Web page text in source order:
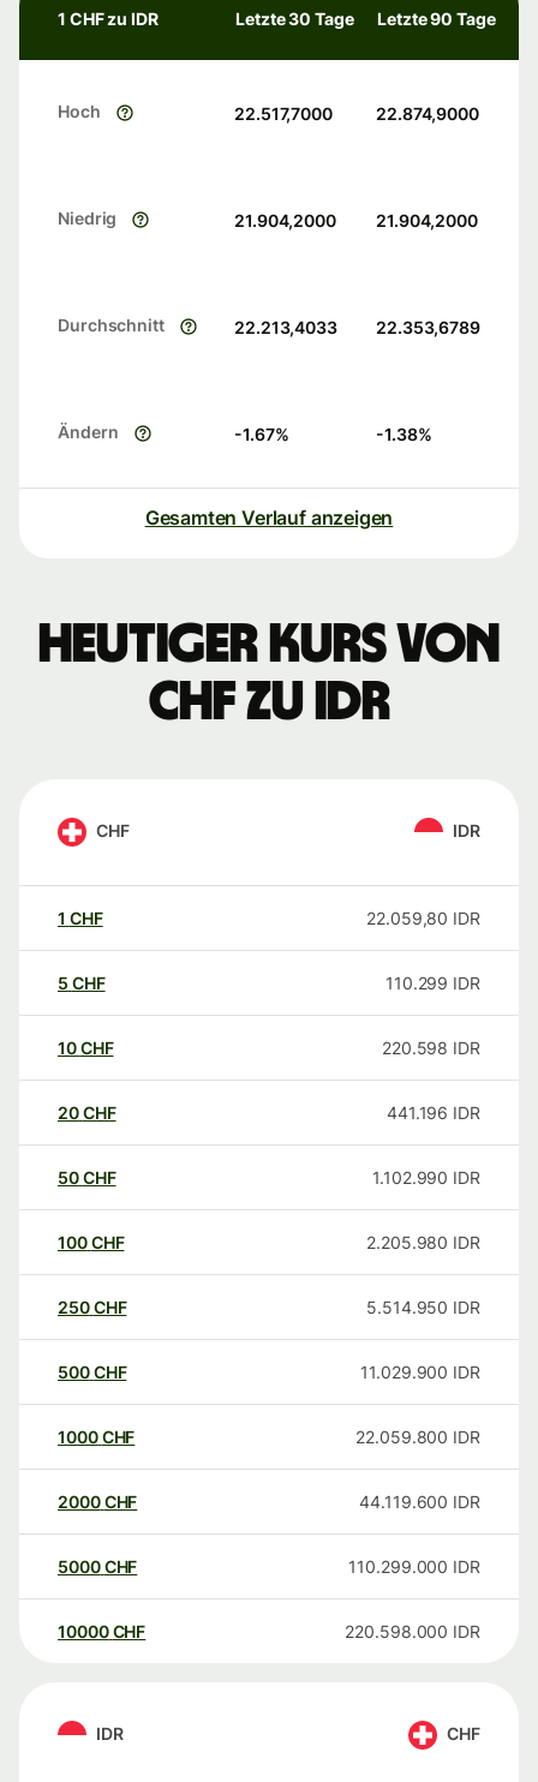
1 CHF zu IDR Letzte 30 Tage Letzte 90 Tage
Hoch 22.517,7000 22.874,9000
Niedrig 21.904,2000 21.904,2000
Durchschnitt 22.213,4033 22.353,6789
Ändern -1.67% -1.38%
Gesamten Verlauf anzeigen
Heutiger Kurs von
CHF zu IDR
CHF IDR
1 CHF 22.059,80 IDR
5 CHF 110.299 IDR
10CHF 220.598 IDR
20CHF 441.196 IDR
50CHF 1.102.990 IDR
100CHF 2.205.980 IDR
250CHF 5.514.950 IDR
500CHF 11.029.900 IDR
1000CHF 22.059.800 IDR
2000CHF 44.119.600 IDR
5000CHF 110.299.000 IDR
10000 CHF 220.598.000 IDR
IDR CHF